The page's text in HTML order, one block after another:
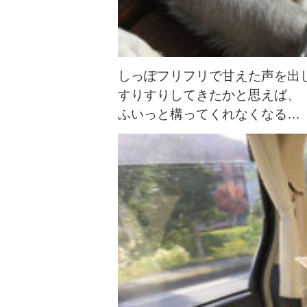
しっぽフリフリで甘えた声を出
すりすりしてきたかと思えば、
ふいっと構ってくれなくなる…